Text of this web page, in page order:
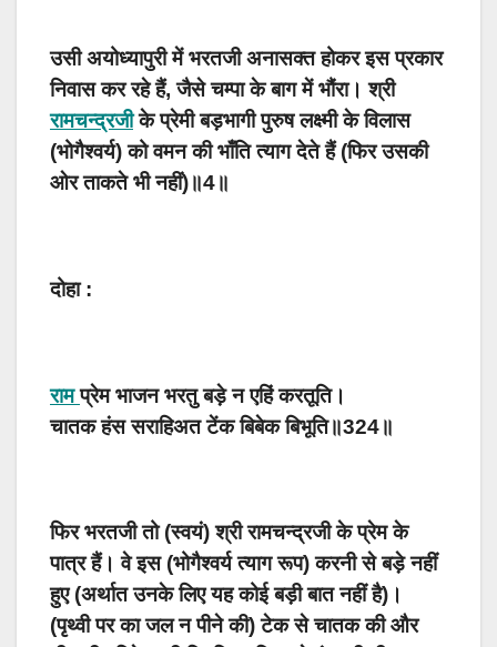
उसी अयोध्यापुरी में भरतजी अनासक्त होकर इस प्रकार
निवास कर रहे हैं, जैसे चम्पा के बाग में भौंरा। श्री
रामचन्द्रजीके प्रेमी बड़भागी पुरुष लक्ष्मी के विलास
(भोगैश्वर्य) को वमन की भाँति त्याग देते हैं (फिर उसकी
ओर ताकते भी नहीं)॥4॥
दोहा :
रामप्रेम भाजन भरतु बड़े न एहिं करतूति।
चातक हंस सराहिअत टेंक बिबेक बिभूति॥324॥
फिर भरतजी तो (स्वयं) श्री रामचन्द्रजी के प्रेम के
पात्र हैं। वे इस (भोगैश्वर्य त्याग रूप) करनी से बड़े नहीं
हुए (अर्थात उनके लिए यह कोई बड़ी बात नहीं है)।
(पृथ्वी पर का जल न पीने की) टेक से चातक की और